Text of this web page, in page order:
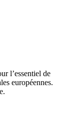
l’essentiel de
européennes.